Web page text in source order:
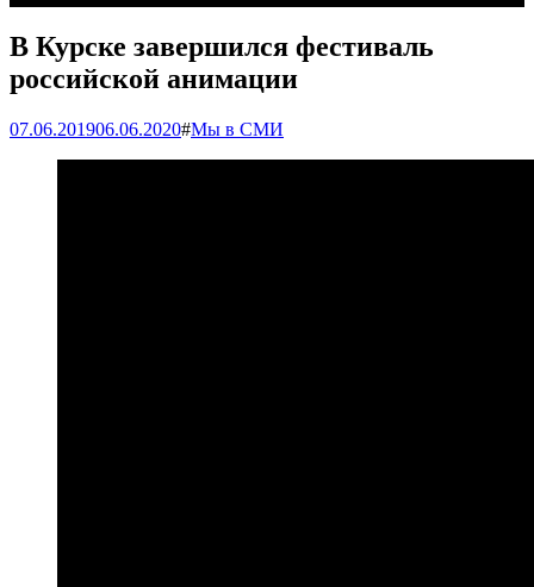
В Курске завершился фестиваль
российской анимации
07.06.201906.06.2020#Мы в СМИ